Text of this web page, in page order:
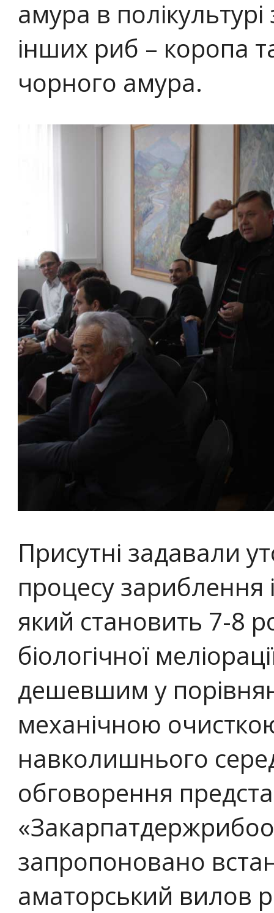
амура в
інших риб – коропа
чорного амура.
Присутні задавали
процесу зариблення
який становить 7-8
біологічної
дешевшим у
механічною
навколишнього
обговорення
запропоновано
аматорський вилов